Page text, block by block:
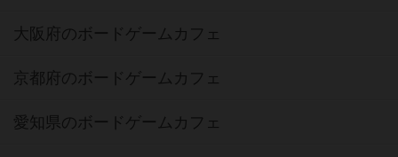
大阪府のボードゲームカフェ
京都府のボードゲームカフェ
愛知県のボードゲームカフェ